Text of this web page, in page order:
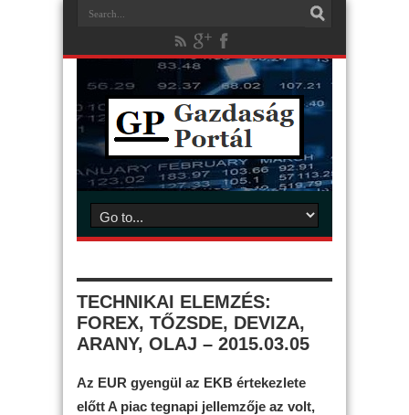
TECHNIKAI ELEMZÉS:
FOREX, TŐZSDE, DEVIZA,
ARANY, OLAJ – 2015.03.05
Az EUR gyengül az EKB értekezlete
előtt A piac tegnapi jellemzője az volt,